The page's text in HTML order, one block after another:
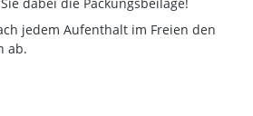
jedem Aufenthalt im Freien den
ab.